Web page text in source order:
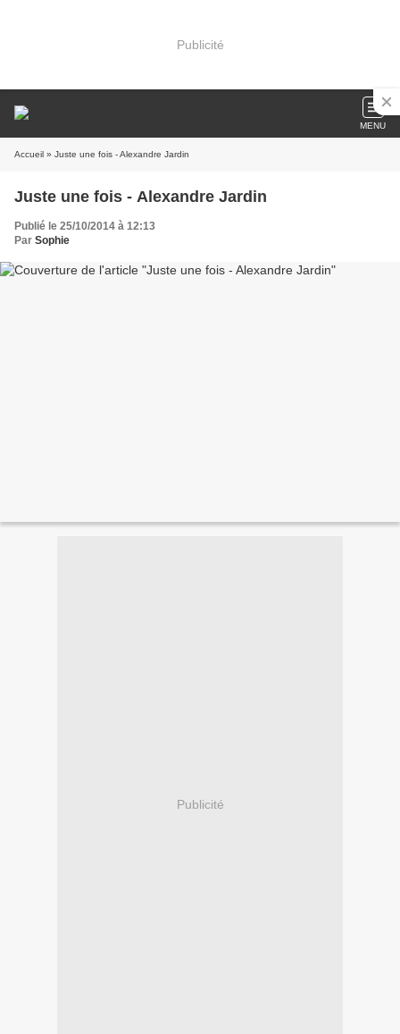
Publicité
MENU
Accueil » Juste une fois - Alexandre Jardin
Juste une fois - Alexandre Jardin
Publié le 25/10/2014 à 12:13
Par Sophie
Publicité